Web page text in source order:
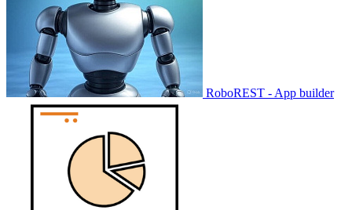
RoboREST - App builder